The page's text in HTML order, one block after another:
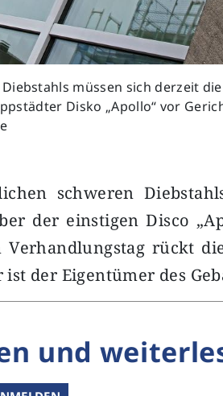
müssen sich derzeit die
Disko „Apollo“ vor
schweren
der einstigen Disco
rückt
der Eigentümer des
und